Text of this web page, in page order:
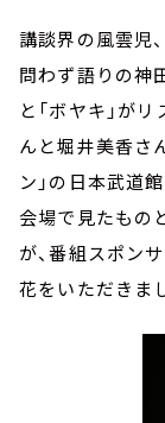
講談界の風雲児
問わず語りの神
と「ボヤキ」が
んと堀井美香さ
ン」の日本武道
会場で見たもの
が、番組スポン
花をいただきま